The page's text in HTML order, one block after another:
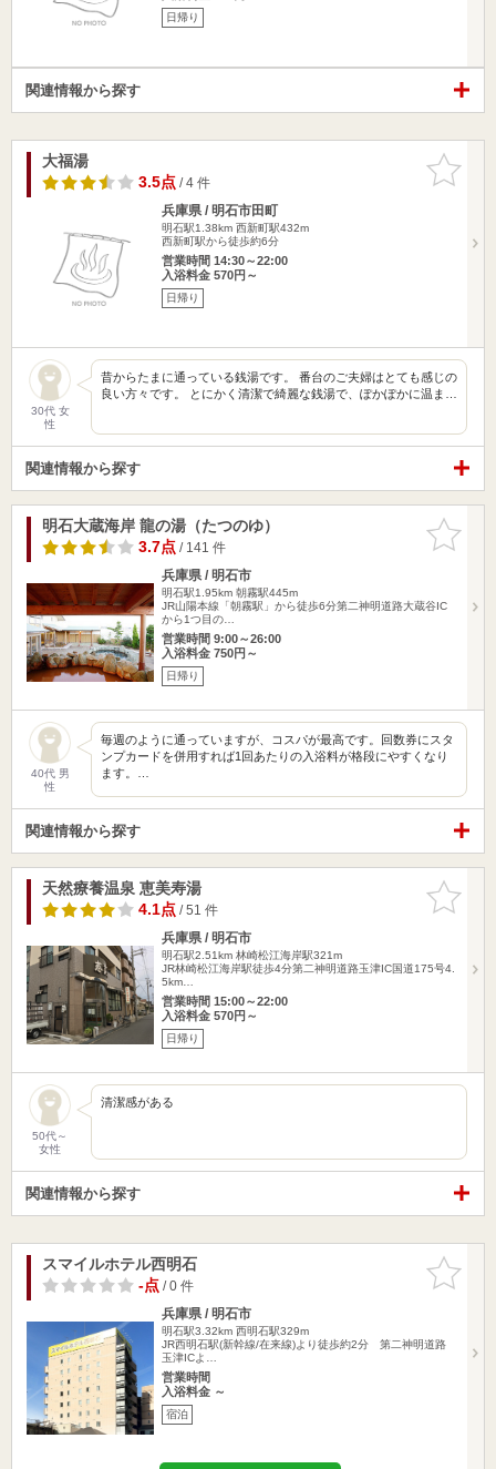
日帰り
関連情報から探す
お気に入
りに追加
大福湯
3.5点/ 4 件
兵庫県 / 明石市田町
明石駅1.38km 西新町駅432m
西新町駅から徒歩約6分
営業時間 14:30～22:00
入浴料金 570円～
日帰り
30代 女
性
昔からたまに通っている銭湯です。 番台のご夫婦はとても感じの
良い方々です。 とにかく清潔で綺麗な銭湯で、ぽかぽかに温ま…
関連情報から探す
お気に入
りに追加
明石大蔵海岸 龍の湯（たつのゆ）
3.7点/ 141 件
兵庫県 / 明石市
明石駅1.95km 朝霧駅445m
JR山陽本線「朝霧駅」から徒歩6分第二神明道路大蔵谷IC
から1つ目の…
営業時間 9:00～26:00
入浴料金 750円～
日帰り
40代 男
性
毎週のように通っていますが、コスパが最高です。回数券にスタ
ンプカードを併用すれば1回あたりの入浴料が格段にやすくなり
ます。…
関連情報から探す
お気に入
りに追加
天然療養温泉 恵美寿湯
4.1点/ 51 件
兵庫県 / 明石市
明石駅2.51km 林崎松江海岸駅321m
JR林崎松江海岸駅徒歩4分第二神明道路玉津IC国道175号4.
5km…
営業時間 15:00～22:00
入浴料金 570円～
日帰り
50代～
女性
清潔感がある
関連情報から探す
お気に入
りに追加
スマイルホテル西明石
-点/ 0 件
兵庫県 / 明石市
明石駅3.32km 西明石駅329m
JR西明石駅(新幹線/在来線)より徒歩約2分 第二神明道路
玉津ICよ…
営業時間
入浴料金 ～
宿泊